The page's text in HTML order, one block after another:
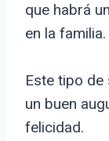
que habrá
en la familia.
Este tipo
un buen
felicidad.